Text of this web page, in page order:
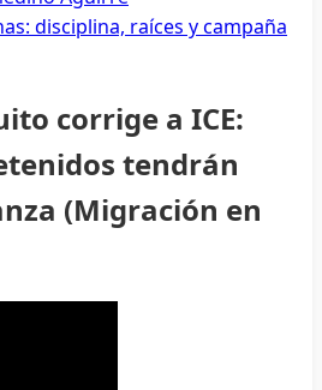
disciplina, raíces y campaña
corrige a ICE:
tendrán
(Migración en